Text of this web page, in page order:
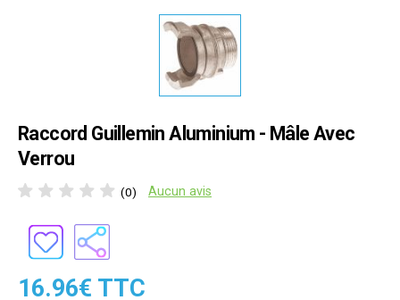
Raccord Guillemin Aluminium - Mâle Avec
Verrou
(0) Aucun avis
16.96€ TTC